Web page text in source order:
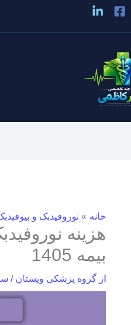
خانه نوروفیدبک و
هزینه
بیمه 1405
از گروه پزشکی ویستان/